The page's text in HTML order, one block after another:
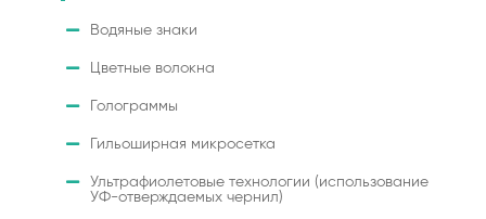
Водяные знаки
Цветные волокна
Голограммы
Гильоширная микросетка
Ультрафиолетовые технологии (использование
УФ-отверждаемых чернил)